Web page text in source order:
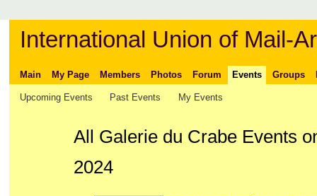
International Union of Mail-
Main My Page Members Photos Forum Events Groups
Upcoming Events Past Events My Events
All Galerie du Crabe Events
2024